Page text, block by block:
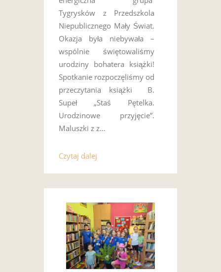
Tygrysków z Przedszkola
Niepublicznego Mały Świat.
Okazja była niebywała –
wspólnie świętowaliśmy
urodziny bohatera książki!
Spotkanie rozpoczęliśmy od
przeczytania książki B.
Supeł „Staś Pętelka.
Urodzinowe przyjęcie”.
Maluszki z z…
Czytaj dalej